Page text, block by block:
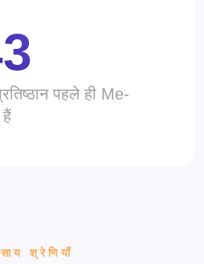
पहले ही Me-
श्रेणियाँ